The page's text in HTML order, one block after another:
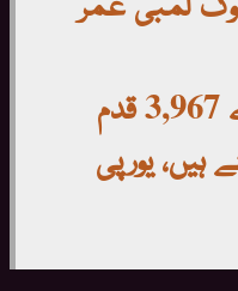
کم نہ زیادہ ، پورے 3,967 قدم
یورپی